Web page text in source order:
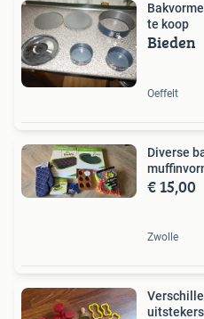
te koop
Bieden
Oeffelt
Diverse
€ 15,00
Zwolle
uitstekers